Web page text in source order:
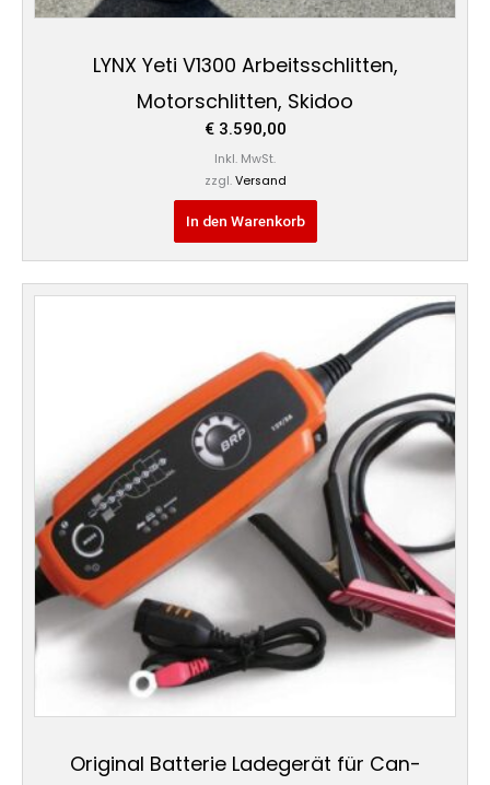
LYNX Yeti V1300 Arbeitsschlitten,
Motorschlitten, Skidoo
€3.590,00
Inkl. MwSt.
zzgl. Versand
In den Warenkorb
Original Batterie Ladegerät für Can-